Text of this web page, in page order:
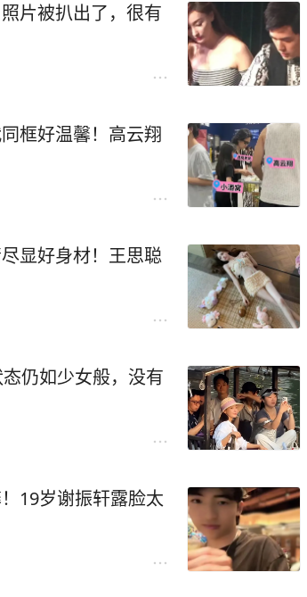
片被扒出了，很有
框好温馨！高云翔
显好身材！王思聪
仍如少女般，没有
19岁谢振轩露脸太